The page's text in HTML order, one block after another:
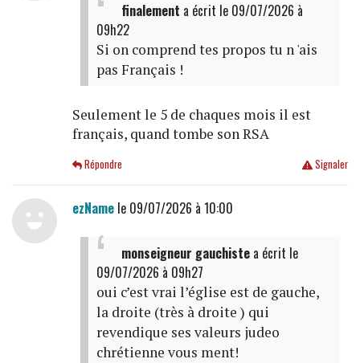
finalement a écrit le 09/07/2026 à
09h22
Si on comprend tes propos tu n 'ais
pas Français !
Seulement le 5 de chaques mois il est
français, quand tombe son RSA
Signaler
Répondre
ezNamele 09/07/2026 à 10:00
monseigneur gauchistea écrit le
09/07/2026 à 09h27
oui c’est vrai l’église est de gauche,
la droite (très à droite ) qui
revendique ses valeurs judeo
chrétienne vous ment!